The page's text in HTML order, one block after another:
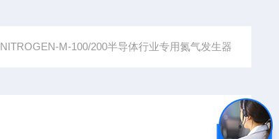
NITROGEN-M-100/200半导体行业专用氮气发生器